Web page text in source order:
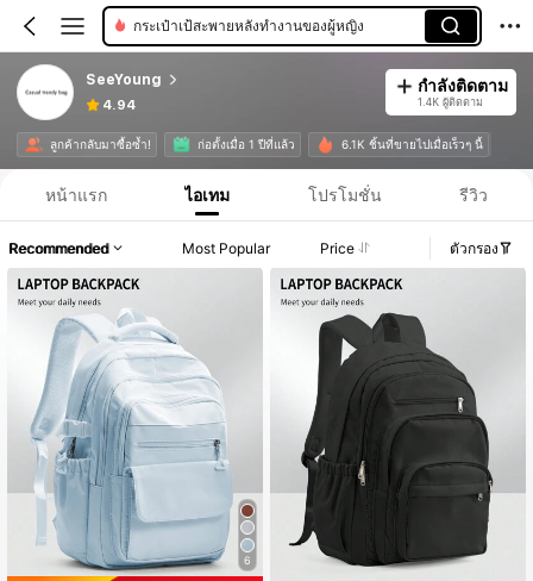
กระเป๋าเป้สะพายหลังทำงานของผู้หญิง
SeeYoung
4.94
กำลังติดตาม
1.4K ผู้ติดตาม
ลูกค้ากลับมาซื้อซ้ำ! ก่อตั้งเมื่อ 1 ปีที่แล้ว 6.1K ชิ้นที่ขายไปเมื่อเร็วๆ นี้
หน้าแรก ไอเทม โปรโมชั่น รีวิว
Recommended Most Popular Price ตัวกรอง
6